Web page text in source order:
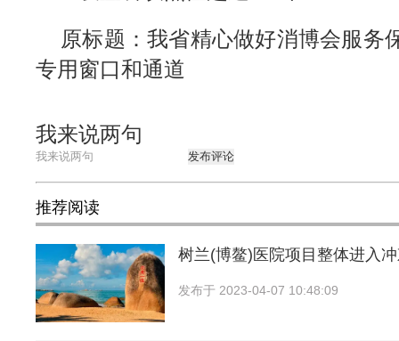
原标题：我省精心做好消博会服务
专用窗口和通道
我来说两句
发布评论
推荐阅读
树兰(博鳌)医院项目整体进入
发布于 2023-04-07 10:48:09